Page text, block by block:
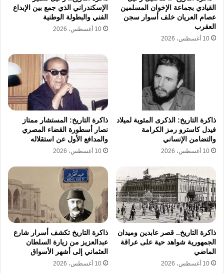
الرعاية الصحية في أفغانستان
نسخ الرابط
القيادي بجماعة الإخوان المسلمين
عصام العريان خلف أسوار سجن
العقرب
10 أغسطس، 2026
الإسكندراني الذي جمع بين الإبداع
الفني والبطولة الوطنية
10 أغسطس، 2026
ذاكرة التاريخ: الذكرى المئوية لميلاد
فيدل كاسترو رمز الكرامة
والتضامن الإنساني
10 أغسطس، 2026
ذاكرة التاريخ: المستشار ممتاز
نصار أسطورة القضاء المصري
والمدافع الأول عن استقلاله
10 أغسطس، 2026
ذاكرة التاريخ.. قصر عابدين وميدان
الجمهورية شواهد حية على عراقة
الماضي
10 أغسطس، 2026
ذاكرة التاريخ تكشف أسرار شارع
عبدالعزيز من زيارة السلطان
العثماني إلى أشهر الأسواق
10 أغسطس، 2026